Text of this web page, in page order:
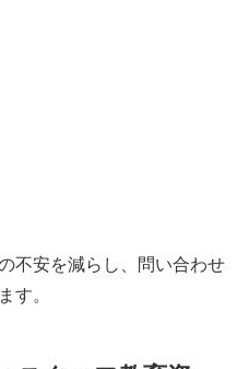
不安を減らし、問い合わせ
す。